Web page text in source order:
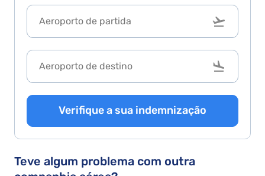
Verifique a sua indemnização
Teve algum problema com outra